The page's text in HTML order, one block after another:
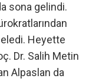
sona gelindi.
Heyette
Dr. Salih Metin
Alpaslan da